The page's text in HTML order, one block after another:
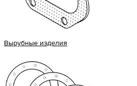
Вырубные изделия